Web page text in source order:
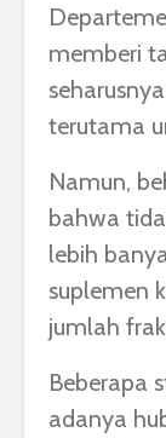
memberi
terutama
Namun,
bahwa
lebih
suplemen
jumlah
Beberapa
adanya